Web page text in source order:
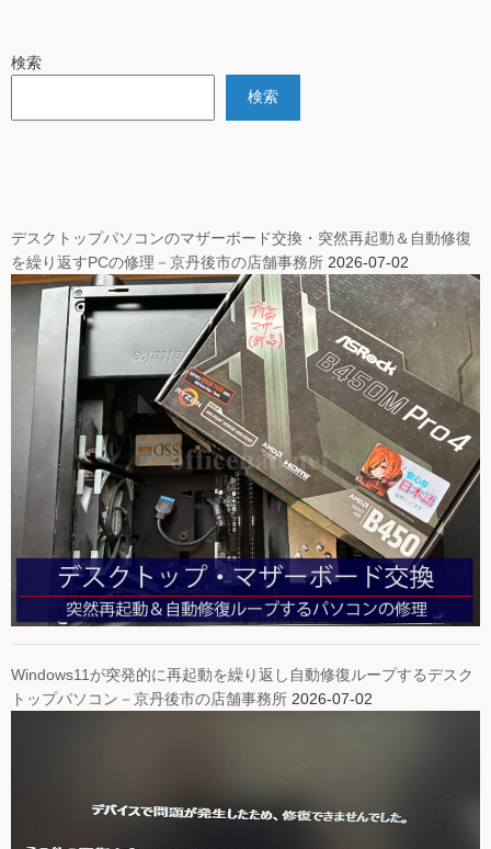
検索
検索
デスクトップパソコンのマザーボード交換・突然再起動＆自動修復
を繰り返すPCの修理－京丹後市の店舗事務所 2026-07-02
Windows11が突発的に再起動を繰り返し自動修復ループするデスク
トップパソコン－京丹後市の店舗事務所 2026-07-02